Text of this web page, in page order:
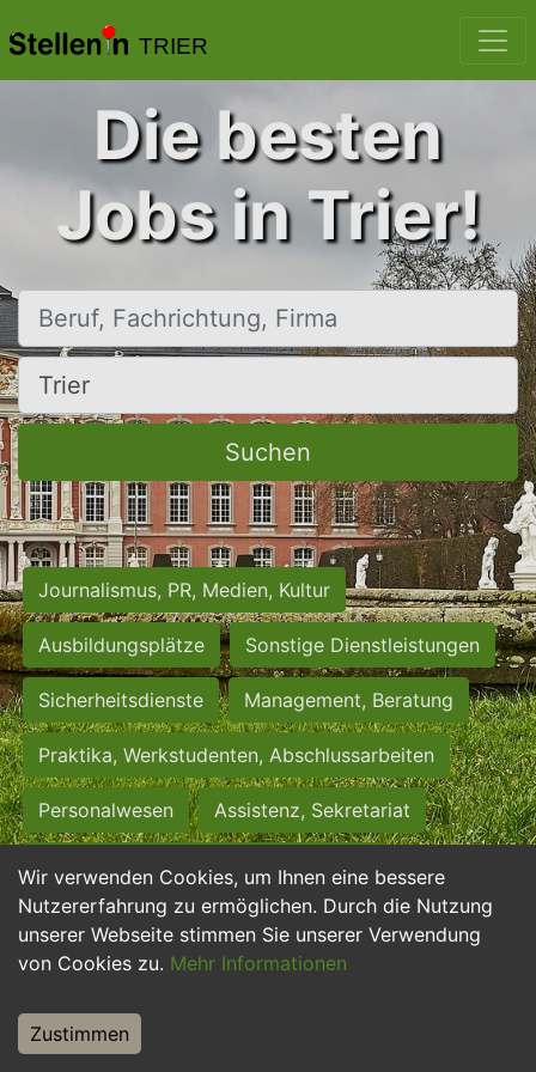
TRIER
Wir verwenden Cookies, um Ihnen eine bessere
Nutzererfahrung zu ermöglichen. Durch die Nutzung
unserer Webseite stimmen Sie unserer Verwendung
von Cookies zu. Mehr Informationen
Zustimmen
Die besten
Jobs in Trier!
Beruf, Fachrichtung, Firma
Ort, Stadt
Suchen
Journalismus, PR, Medien, Kultur
Ausbildungsplätze Sonstige Dienstleistungen
Sicherheitsdienste Management, Beratung
Praktika, Werkstudenten, Abschlussarbeiten
Personalwesen Assistenz, Sekretariat
Hilfskräfte, Aushilfs- und Nebenjobs
Einkauf, Logistik, Materialwirtschaft
Weiterbildung, Studium, duale Ausbildung
Tourismus